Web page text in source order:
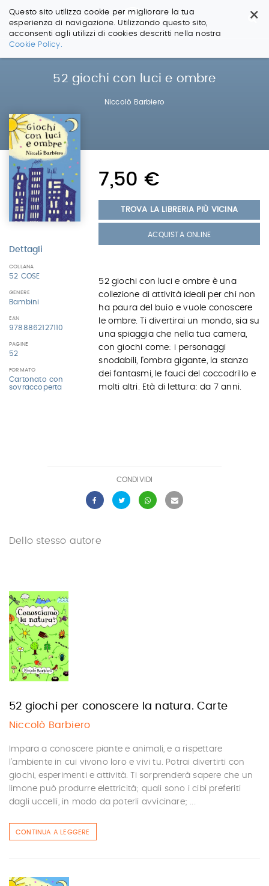
×
Questo sito utilizza cookie per migliorare la tua
esperienza di navigazione. Utilizzando questo sito,
acconsenti agli utilizzi di cookies descritti nella nostra
Cookie Policy.
Salta
52 giochi con luci e ombre
Niccolò Barbiero
Dettagli
COLLANA
52 COSE
GENERE
Bambini
EAN
9788862127110
PAGINE
52
FORMATO
Cartonato con
sovraccoperta
7,50 €
TROVA LA LIBRERIA PIÙ VICINA
ACQUISTA ONLINE
52 giochi con luci e ombre è una
collezione di attività ideali per chi non
ha paura del buio e vuole conoscere
le ombre. Ti divertirai un mondo, sia su
una spiaggia che nella tua camera,
con giochi come: i personaggi
snodabili, l'ombra gigante, la stanza
dei fantasmi, le fauci del coccodrillo e
molti altri. Età di lettura: da 7 anni.
CONDIVIDI
Dello stesso autore
52 giochi per conoscere la natura. Carte
Niccolò Barbiero
Impara a conoscere piante e animali, e a rispettare
l'ambiente in cui vivono loro e vivi tu. Potrai divertirti con
giochi, esperimenti e attività. Ti sorprenderà sapere che un
limone può produrre elettricità; quali sono i cibi preferiti
dagli uccelli, in modo da poterli avvicinare; ...
CONTINUA A LEGGERE